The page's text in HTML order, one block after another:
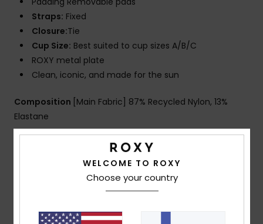
Straps: Fixed
Closure:Tie
Cup Size: Best suited to cup sizes A/B/C
ROXY metal plate
Clean, iconic, and made for the sun
Composition [Main Fabric] 87% Recycled Nylon, 13%
Elastane
Shipping & Returns
Customer Reviews
WELCOME TO ROXY
Choose your country